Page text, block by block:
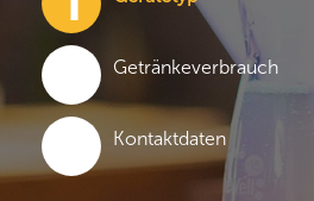
Getränkeverbrauch
Kontaktdaten